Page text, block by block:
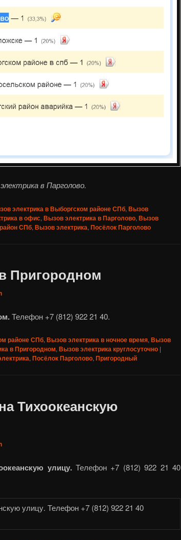
в Парголово.
электрика в Выборгском районе СПб, Вызов
в офис, Вызов электрика в Парголово, Вызов
СПб, Вызов электрика, Посёлок Парголово
Пригородном
Телефон +7 (812) 922 21 40.
районе СПб, Вызов электрика в ночное время, Вызов
в Пригородном, Вызов электрика круглосуточно |
, Посёлок Парголово, Пригородный
Тихоокеанскую
улицу.Телефон +7 (812) 922 21 40